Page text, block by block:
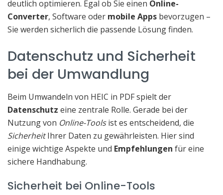
deutlich optimieren. Egal ob Sie einen Online-
Converter, Software oder mobile Apps bevorzugen –
Sie werden sicherlich die passende Lösung finden.
Datenschutz und Sicherheit
bei der Umwandlung
Beim Umwandeln von HEIC in PDF spielt der
Datenschutz eine zentrale Rolle. Gerade bei der
Nutzung von Online-Toolsist es entscheidend, die
SicherheitIhrer Daten zu gewährleisten. Hier sind
einige wichtige Aspekte und Empfehlungen für eine
sichere Handhabung.
Sicherheit bei Online-Tools